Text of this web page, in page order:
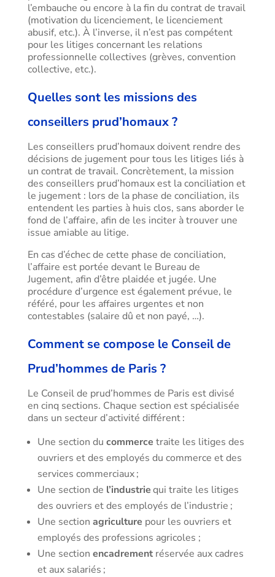
l’embauche ou encore à la fin du contrat de travail
(motivation du licenciement, le licenciement
abusif, etc.). À l’inverse, il n’est pas compétent
pour les litiges concernant les relations
professionnelle collectives (grèves, convention
collective, etc.).
Quelles sont les missions des
conseillers prud’homaux ?
Les conseillers prud’homaux doivent rendre des
décisions de jugement pour tous les litiges liés à
un contrat de travail. Concrètement, la mission
des conseillers prud’homaux est la conciliation et
le jugement : lors de la phase de conciliation, ils
entendent les parties à huis clos, sans aborder le
fond de l’affaire, afin de les inciter à trouver une
issue amiable au litige.
En cas d’échec de cette phase de conciliation,
l’affaire est portée devant le Bureau de
Jugement, afin d’être plaidée et jugée. Une
procédure d’urgence est également prévue, le
référé, pour les affaires urgentes et non
contestables (salaire dû et non payé, …).
Comment se compose le Conseil de
Prud’hommes de Paris ?
Le Conseil de prud’hommes de Paris est divisé
en cinq sections. Chaque section est spécialisée
dans un secteur d’activité différent :
Une section du commerce traite les litiges des
ouvriers et des employés du commerce et des
services commerciaux ;
Une section de l’industriequi traite les litiges
des ouvriers et des employés de l’industrie ;
Une section agriculture pour les ouvriers et
employés des professions agricoles ;
Une section encadrementréservée aux cadres
et aux salariés ;